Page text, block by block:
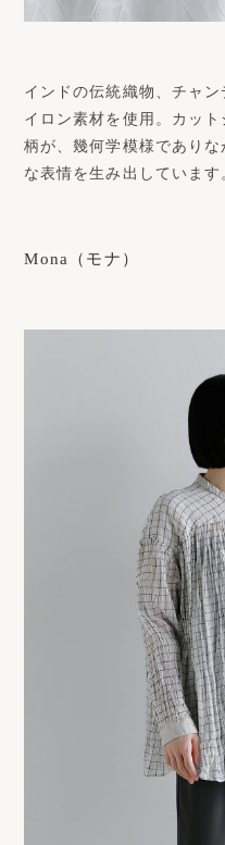
インドの伝統織物、チャ
イロン素材を使用。カッ
柄が、幾何学模様であり
な表情を生み出しています
Mona（モナ）